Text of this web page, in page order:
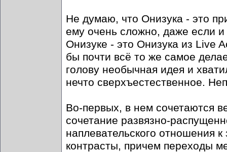
Не думаю, что Онизука - это
ему очень сложно, даже если
Онизуке - это Онизука из Live
бы почти всё то же самое
голову необычная идея и
нечто сверхъестественное.
Во-первых, в нем сочетаются
сочетание развязно-
наплевательского отношения
контрасты, причем переходы